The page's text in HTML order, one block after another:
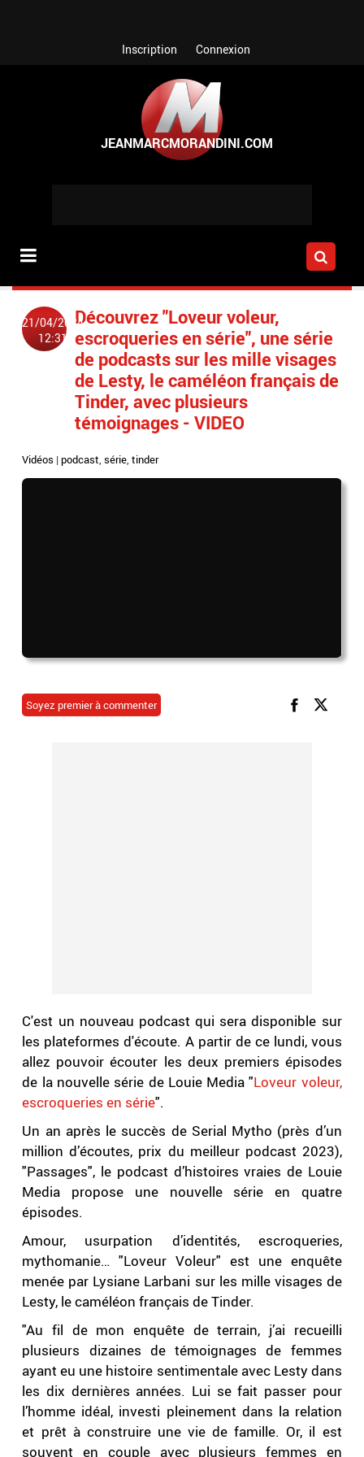
Inscription Connexion
21/04/2024
12:31
Découvrez "Loveur voleur,
escroqueries en série", une série
de podcasts sur les mille visages
de Lesty, le caméléon français de
Tinder, avec plusieurs
témoignages - VIDEO
Vidéos |podcast,série,tinder
Soyez premier à commenter
C'est un nouveau podcast qui sera disponible sur
les plateformes d'écoute. A partir de ce lundi, vous
allez pouvoir écouter les deux premiers épisodes
de la nouvelle série de Louie Media "Loveur voleur,
escroqueries en série".
Un an après le succès de Serial Mytho (près d’un
million d’écoutes, prix du meilleur podcast 2023),
"Passages", le podcast d’histoires vraies de Louie
Media propose une nouvelle série en quatre
épisodes.
Amour, usurpation d’identités, escroqueries,
mythomanie… "Loveur Voleur" est une enquête
menée par Lysiane Larbani sur les mille visages de
Lesty, le caméléon français de Tinder.
"Au fil de mon enquête de terrain, j’ai recueilli
plusieurs dizaines de témoignages de femmes
ayant eu une histoire sentimentale avec Lesty dans
les dix dernières années. Lui se fait passer pour
l’homme idéal, investi pleinement dans la relation
et prêt à construire une vie de famille. Or, il est
souvent en couple avec plusieurs femmes en